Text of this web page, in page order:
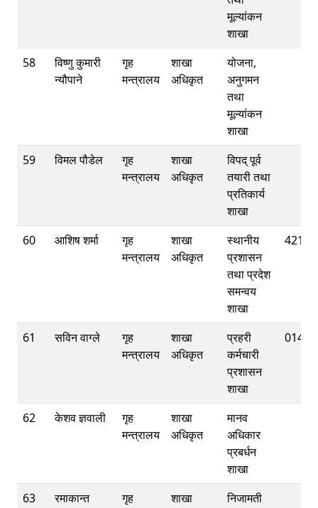
मूल्यांकन
शाखा
58
विष्णु कुमारी
न्यौपाने
गृह
मन्त्रालय
शाखा
अधिकृत
योजना,
अनुगमन
तथा
मूल्यांकन
शाखा
59
विमल पौडेल
गृह
मन्त्रालय
शाखा
अधिकृत
विपद् पूर्व
तयारी तथा
प्रतिकार्य
शाखा
60
आशिष शर्मा
गृह
मन्त्रालय
शाखा
अधिकृत
स्थानीय
प्रशासन
तथा प्रदेश
समन्वय
शाखा
61 सविन वाग्ले
गृह
मन्त्रालय
शाखा
अधिकृत
प्रहरी
कर्मचारी
प्रशासन
शाखा
62 केशव ज्ञवाली
गृह
मन्त्रालय
शाखा
अधिकृत
मानव
अधिकार
प्रबर्धन
शाखा
63
रमाकान्त
गृह
शाखा
निजामती